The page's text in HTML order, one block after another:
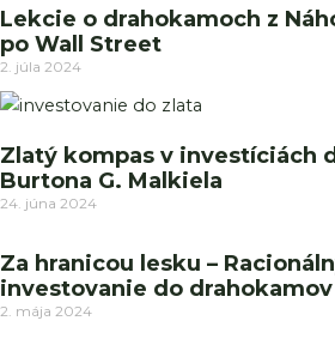
Lekcie o drahokamoch z
po Wall Street
2. júla 2024
Zlatý kompas v investíciách
Burtona G. Malkiela
24. júna 2024
Za hranicou lesku –
investovanie do drahokamov
2. mája 2024